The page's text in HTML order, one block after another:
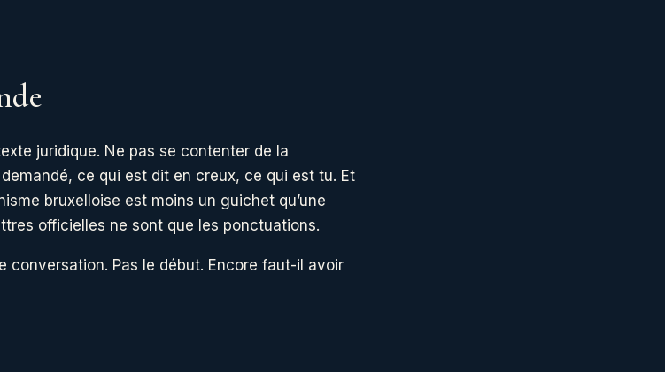
juridique. Ne pas se contenter de la
ce qui est dit en creux, ce qui est tu. Et
bruxelloise est moins un guichet qu’une
officielles ne sont que les ponctuations.
conversation. Pas le début. Encore faut-il avoir